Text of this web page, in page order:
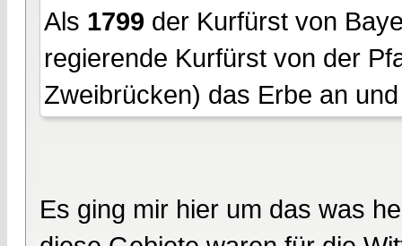
Als 1799 der Kurfürst von
regierende Kurfürst von der
Zweibrücken) das Erbe an
Es ging mir hier um das was